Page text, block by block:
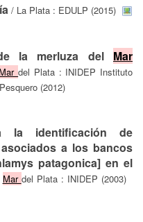
/ La Plata : EDULP (2015)
la merluza del Mar
Mardel Plata : INIDEP Instituto
(2012)
la identificación de
a los bancos
patagonica] en el
Mar del Plata : INIDEP (2003)